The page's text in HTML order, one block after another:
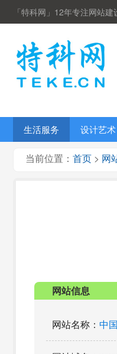
「特科网」12年专注网站
生活服务 设计艺术
当前位置： 首页 > 网
网站信息
网站名称 ： 中